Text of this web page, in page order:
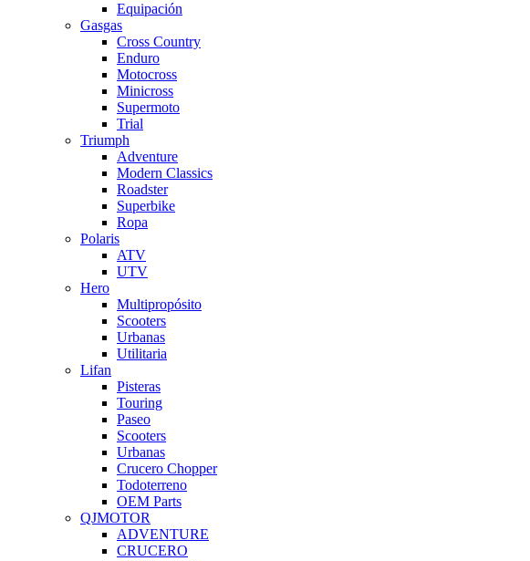
Equipación
Gasgas
Cross Country
Enduro
Motocross
Minicross
Supermoto
Trial
Triumph
Adventure
Modern Classics
Roadster
Superbike
Ropa
Polaris
ATV
UTV
Hero
Multipropósito
Scooters
Urbanas
Utilitaria
Lifan
Pisteras
Touring
Paseo
Scooters
Urbanas
Crucero Chopper
Todoterreno
OEM Parts
QJMOTOR
ADVENTURE
CRUCERO